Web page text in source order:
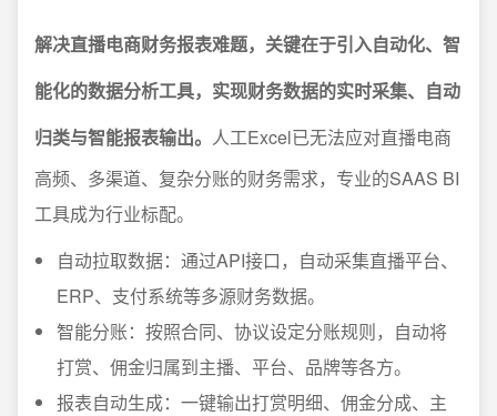
解决直播电商财务报表难题，关键在于引入自动化、智
能化的数据分析工具，实现财务数据的实时采集、自动
归类与智能报表输出。 人工Excel已无法应对直播电商
高频、多渠道、复杂分账的财务需求，专业的SAAS BI
工具成为行业标配。
自动拉取数据：通过API接口，自动采集直播平台、
ERP、支付系统等多源财务数据。
智能分账：按照合同、协议设定分账规则，自动将
打赏、佣金归属到主播、平台、品牌等各方。
报表自动生成：一键输出打赏明细、佣金分成、主